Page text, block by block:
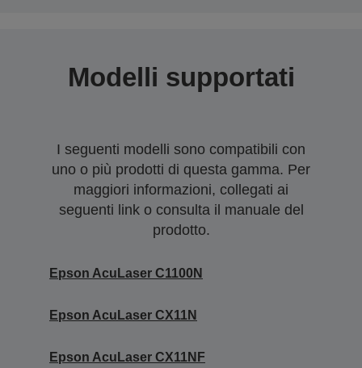
Modelli supportati
I seguenti modelli sono compatibili con
uno o più prodotti di questa gamma. Per
maggiori informazioni, collegati ai
seguenti link o consulta il manuale del
prodotto.
Epson AcuLaser C1100N
Epson AcuLaser CX11N
Epson AcuLaser CX11NF